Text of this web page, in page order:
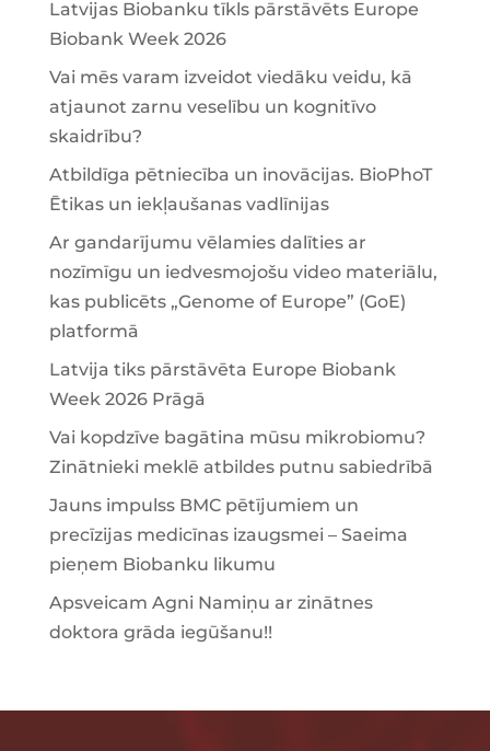
Latvijas Biobanku tīkls pārstāvēts Europe
Biobank Week 2026
Vai mēs varam izveidot viedāku veidu, kā
atjaunot zarnu veselību un kognitīvo
skaidrību?
Atbildīga pētniecība un inovācijas. BioPhoT
Ētikas un iekļaušanas vadlīnijas
Ar gandarījumu vēlamies dalīties ar
nozīmīgu un iedvesmojošu video materiālu,
kas publicēts „Genome of Europe” (GoE)
platformā
Latvija tiks pārstāvēta Europe Biobank
Week 2026 Prāgā
Vai kopdzīve bagātina mūsu mikrobiomu?
Zinātnieki meklē atbildes putnu sabiedrībā
Jauns impulss BMC pētījumiem un
precīzijas medicīnas izaugsmei – Saeima
pieņem Biobanku likumu
Apsveicam Agni Namiņu ar zinātnes
doktora grāda iegūšanu!!